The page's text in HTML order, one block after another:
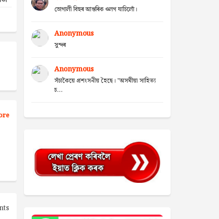
ভোগালী বিহুৰ আন্তৰিক ওলগ যাচিলোঁ।
Anonymous
সুন্দৰ
Anonymous
সঁচাকৈয়ে প্ৰশংসনীয় হৈছে। "অসমীয়া সাহিত্য
চ...